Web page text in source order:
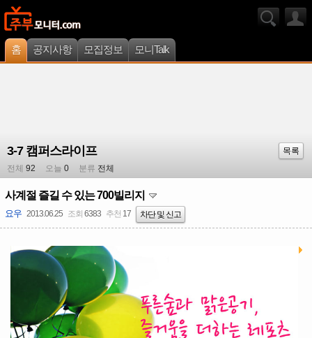
홈 공지사항 모집정보 모니Talk
3-7 캠퍼스라이프
목록
전체 92 오늘 0 분류 전체
사계절 즐길 수 있는 700빌리지
요우 2013.06.25 조회 6383 추천 17 차단 및 신고